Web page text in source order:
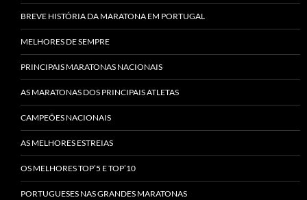
BREVE HISTÓRIA DA MARATONA EM PORTUGAL
MELHORES DE SEMPRE
PRINCIPAIS MARATONAS NACIONAIS
AS MARATONAS DOS PRINCIPAIS ATLETAS
CAMPEÕES NACIONAIS
AS MELHORES ESTREIAS
OS MELHORES TOP’5 E TOP’10
PORTUGUESES NAS GRANDES MARATONAS